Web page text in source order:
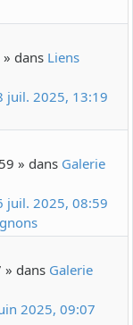
dans Liens
juil. 2025, 13:19
» dans Galerie
juil. 2025, 08:59
dans Galerie
2025, 09:07